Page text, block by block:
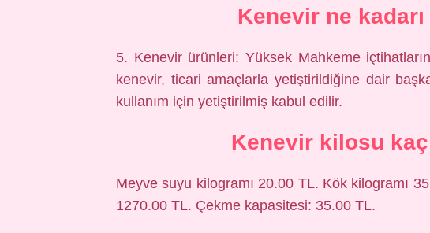
Kenevir ne
5. Kenevir ürünleri: Yüksek Mahkeme
kenevir, ticari amaçlarla yetiştirildiğine dair
kullanım için yetiştirilmiş kabul edilir.
Kenevir kilosu
Meyve suyu kilogramı 20.00 TL. Kök kilogramı
1270.00 TL. Çekme kapasitesi: 35.00 TL.